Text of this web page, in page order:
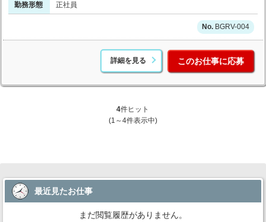
勤務形態 正社員
BGRV-004
詳細を見る このお仕事に応募
4件ヒット
(1～4件表示中)
最近見たお仕事
まだ閲覧履歴がありません。